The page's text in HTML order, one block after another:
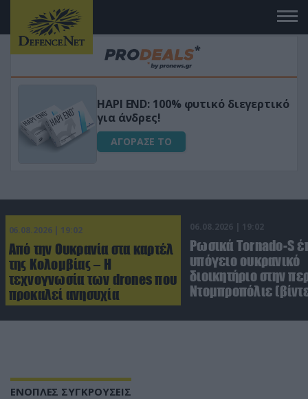
Μεταμόρφωσε τον κήπο σου με το
Ultra Box Μίνι Αλυσοπρίονο με
μπαταρία λιθίου
ΑΓΟΡΑΣΕ ΤΟ
06.08.2026 | 19:02
Από την Ουκρανία στα καρτέλ
της Κολομβίας – Η
τεχνογνωσία των drones που
προκαλεί ανησυχία
06.08.2026 | 19:02
Ρωσικά Tornado-S
υπόγειο ουκρανικό
διοικητήριο στην
Ντομπροπόλιε
ΕΝΟΠΛΕΣ ΣΥΓΚΡΟΥΣΕΙΣ